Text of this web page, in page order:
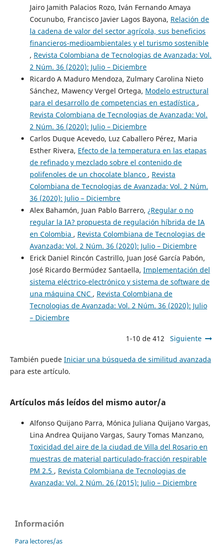
Jairo Jamith Palacios Rozo, Iván Fernando Amaya
Cocunubo, Francisco Javier Lagos Bayona, Relación de
la cadena de valor del sector agrícola, sus beneficios
financieros-medioambientales y el turismo sostenible
, Revista Colombiana de Tecnologias de Avanzada: Vol.
2 Núm. 36 (2020): Julio – Diciembre
Ricardo A Maduro Mendoza, Zulmary Carolina Nieto
Sánchez, Mawency Vergel Ortega, Modelo estructural
para el desarrollo de competencias en estadística ,
Revista Colombiana de Tecnologias de Avanzada: Vol.
2 Núm. 36 (2020): Julio – Diciembre
Carlos Duque Acevedo, Luz Caballero Pérez, Maria
Esther Rivera, Efecto de la temperatura en las etapas
de refinado y mezclado sobre el contenido de
polifenoles de un chocolate blanco , Revista
Colombiana de Tecnologias de Avanzada: Vol. 2 Núm.
36 (2020): Julio – Diciembre
Alex Bahamón, Juan Pablo Barrero, ¿Regular o no
regular la IA? propuesta de regulación híbrida de IA
en Colombia , Revista Colombiana de Tecnologias de
Avanzada: Vol. 2 Núm. 36 (2020): Julio – Diciembre
Erick Daniel Rincón Castrillo, Juan José García Pabón,
José Ricardo Bermúdez Santaella, Implementación del
sistema eléctrico-electrónico y sistema de software de
una máquina CNC , Revista Colombiana de
Tecnologias de Avanzada: Vol. 2 Núm. 36 (2020): Julio
– Diciembre
1-10 de 412 Siguiente
También puede Iniciar una búsqueda de similitud avanzada
para este artículo.
Artículos más leídos del mismo autor/a
Alfonso Quijano Parra, Mónica Juliana Quijano Vargas,
Lina Andrea Quijano Vargas, Saury Tomas Manzano,
Toxicidad del aire de la ciudad de Villa del Rosario en
muestras de material particulado-fracción respirable
PM 2.5 , Revista Colombiana de Tecnologias de
Avanzada: Vol. 2 Núm. 26 (2015): Julio – Diciembre
Información
Para lectores/as